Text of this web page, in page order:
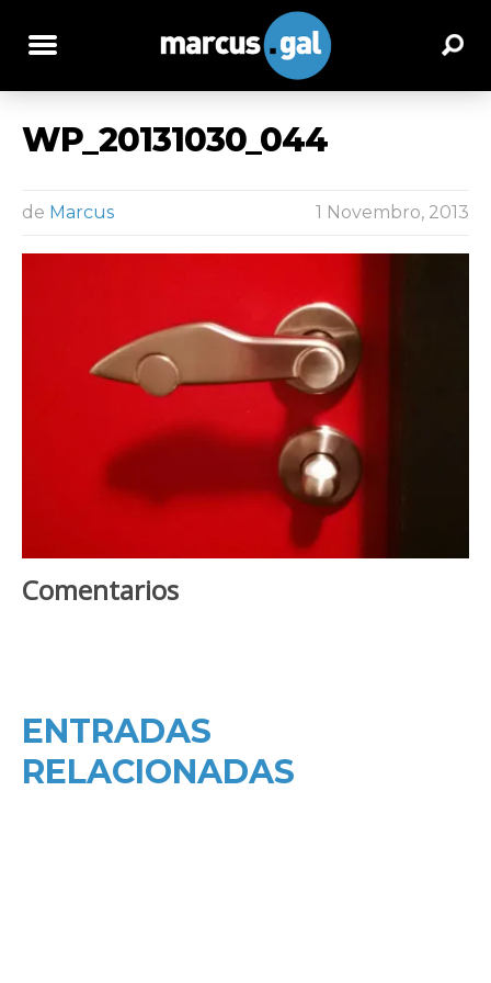
WP_20131030_044
de Marcus 1 Novembro, 2013
Comentarios
ENTRADAS
RELACIONADAS